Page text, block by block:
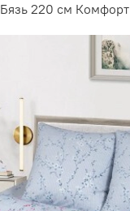
Бязь 220 см Комфорт